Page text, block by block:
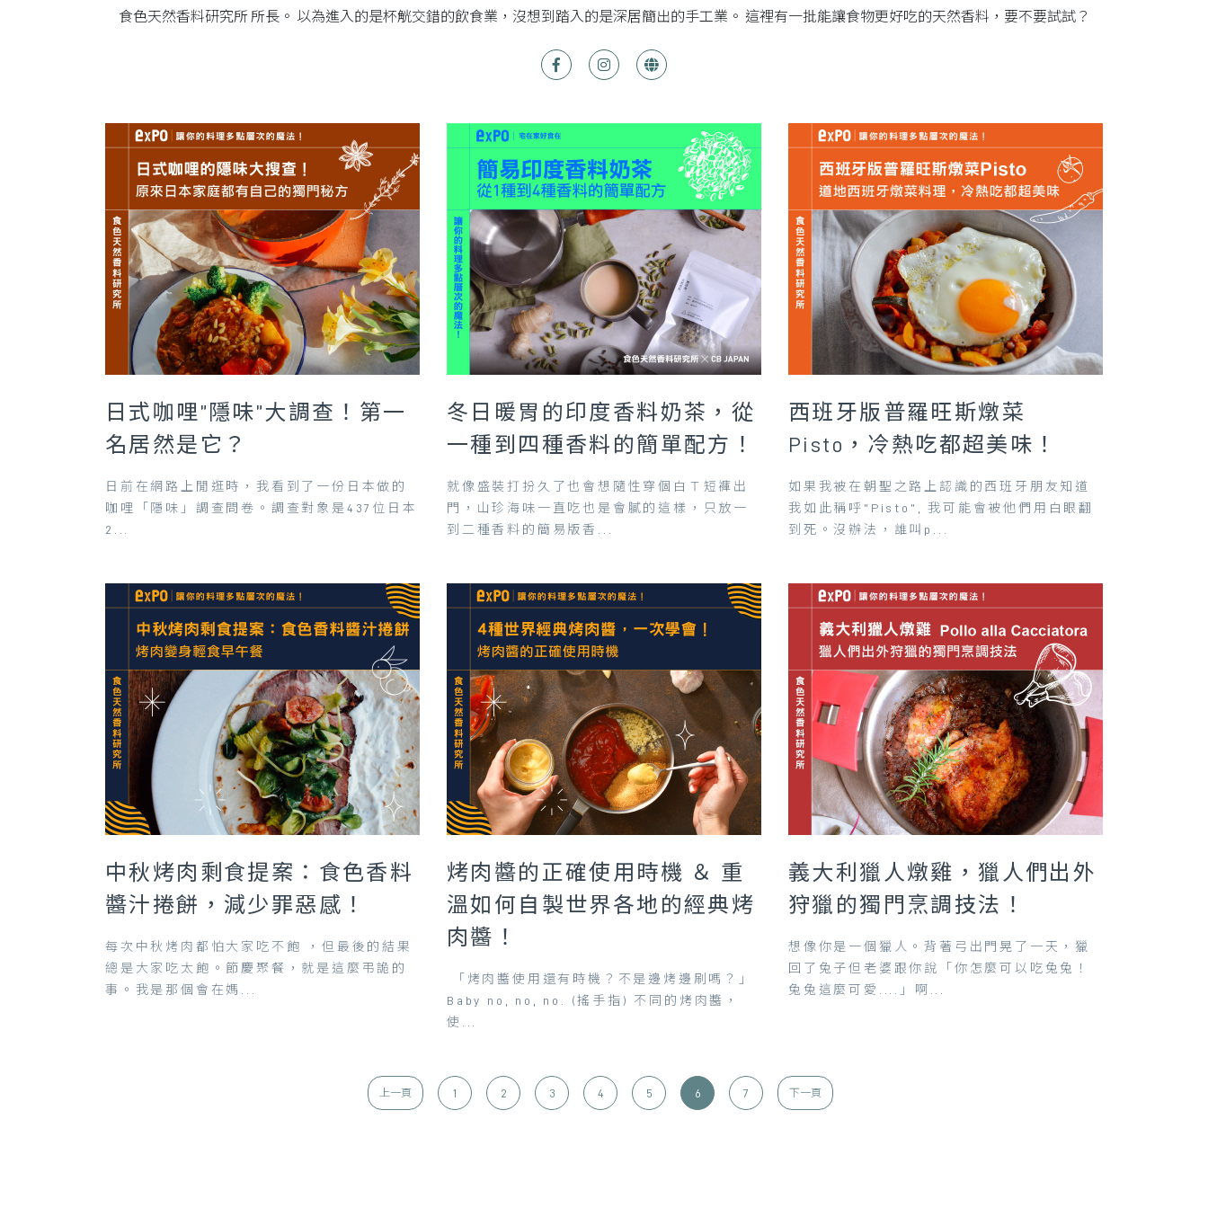
食色天然香料研究所 所長。 以為進入的是杯觥交錯的飲食業，沒想到踏入的是深居簡出的手工業。 這裡有一批能讓食物更好吃的天然香料，要不要試試？
日式咖哩”隱味”大調查！第一
名居然是它？
日前在網路上閒逛時，我看到了一份日本做的
咖哩「隱味」調查問卷。調查對象是437位日本
2...
冬日暖胃的印度香料奶茶，從
一種到四種香料的簡單配方！
就像盛裝打扮久了也會想隨性穿個白Ｔ短褲出
門，山珍海味一直吃也是會膩的這樣，只放一
到二種香料的簡易版香...
西班牙版普羅旺斯燉菜
Pisto，冷熱吃都超美味！
如果我被在朝聖之路上認識的西班牙朋友知道
我如此稱呼”Pisto”, 我可能會被他們用白眼翻
到死。沒辦法，誰叫p...
中秋烤肉剩食提案：食色香料
醬汁捲餅，減少罪惡感！
每次中秋烤肉都怕大家吃不飽 ，但最後的結果
總是大家吃太飽。節慶聚餐，就是這麼弔詭的
事。我是那個會在媽...
烤肉醬的正確使用時機 ＆ 重
溫如何自製世界各地的經典烤
肉醬！
「烤肉醬使用還有時機？不是邊烤邊刷嗎？」
Baby no, no, no. (搖手指) 不同的烤肉醬，
使...
義大利獵人燉雞，獵人們出外
狩獵的獨門烹調技法！
想像你是一個獵人。背著弓出門晃了一天，獵
回了兔子但老婆跟你說「你怎麼可以吃兔兔！
兔兔這麼可愛....」啊...
上一頁 1 2 3 4 5 6 7 下一頁